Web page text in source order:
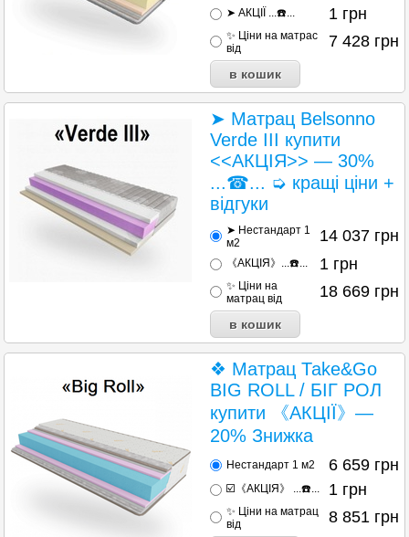
➤ АКЦІЇ ...☎️... 1 грн
✨ Ціни на матраc
від
7 428 грн
➤ Матрац Belsonno
Verde III купити
<<АКЦІЯ>> — 30%
...☎... ➭ кращі ціни +
відгуки
➤ Нестандарт 1
м2
14 037 грн
《АКЦІЯ》...☎️... 1 грн
✨ Ціни на
матрац від
18 669 грн
❖ Матрац Таke&Go
BIG ROLL / БІГ РОЛ
купити 《АКЦІЇ》—
20% Знижка
Нестандарт 1 м2 6 659 грн
☑️《АКЦІЯ》 ...☎️... 1 грн
✨ Ціни на матрац
від
8 851 грн